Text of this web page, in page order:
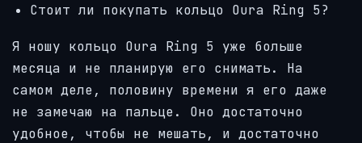
Стоит ли покупать кольцо Oura Ring 5?
Я ношу кольцо Oura Ring 5 уже больше
месяца и не планирую его снимать. На
самом деле, половину времени я его даже
не замечаю на пальце. Оно достаточно
удобное, чтобы не мешать, и достаточно